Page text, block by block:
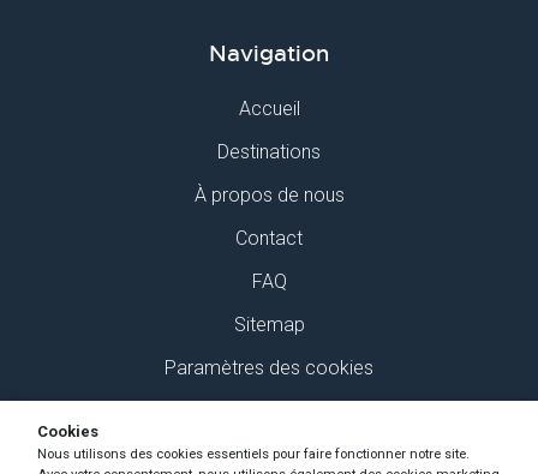
Navigation
Accueil
Destinations
À propos de nous
Contact
FAQ
Sitemap
Paramètres des cookies
Retrouvez-nous sur Social Media
Cookies
Nous utilisons des cookies essentiels pour faire fonctionner notre site.